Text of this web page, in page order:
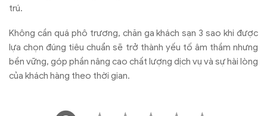
trú.
Không cần quá phô trương, chăn ga khách sạn 3 sao khi được
lựa chọn đúng tiêu chuẩn sẽ trở thành yếu tố âm thầm nhưng
bền vững, góp phần nâng cao chất lượng dịch vụ và sự hài lòng
của khách hàng theo thời gian.